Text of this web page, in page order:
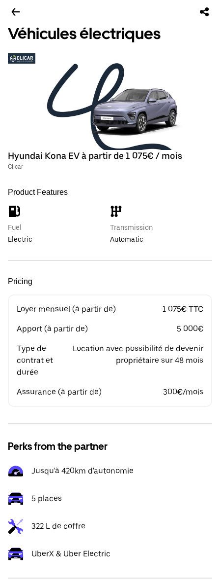
Véhicules électriques
Hyundai Kona EV à partir de 1 075€ / mois
Clicar
Product Features
Fuel
Electric
Transmission
Automatic
Pricing
Loyer mensuel (à partir de) 1 075€ TTC
Apport (à partir de) 5 000€
Type de
contrat et
durée
Location avec possibilité de devenir
propriétaire sur 48 mois
Assurance (à partir de) 300€/mois
Perks from the partner
Jusqu'à 420km d'autonomie
5 places
322 L de coffre
UberX & Uber Electric